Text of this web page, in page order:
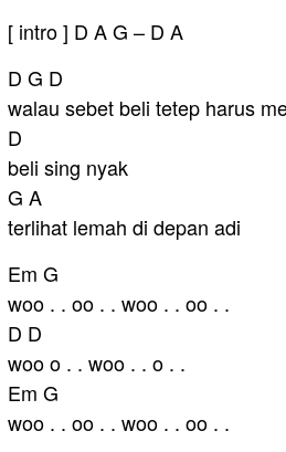
[ intro ] D A G – D A
D G D
walau sebet beli tetep harus
D
beli sing nyak
G A
terlihat lemah di depan adi
Em G
woo . . oo . . woo . . oo . .
D D
woo o . . woo . . o . .
Em G
woo . . oo . . woo . . oo . .